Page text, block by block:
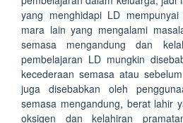
yang menghidapi LD
mara lain yang mengalami
semasa mengandung dan
pembelajaran LD mungkin
kecederaan semasa atau
juga disebabkan oleh
semasa mengandung, berat lahir
oksigen dan kelahiran